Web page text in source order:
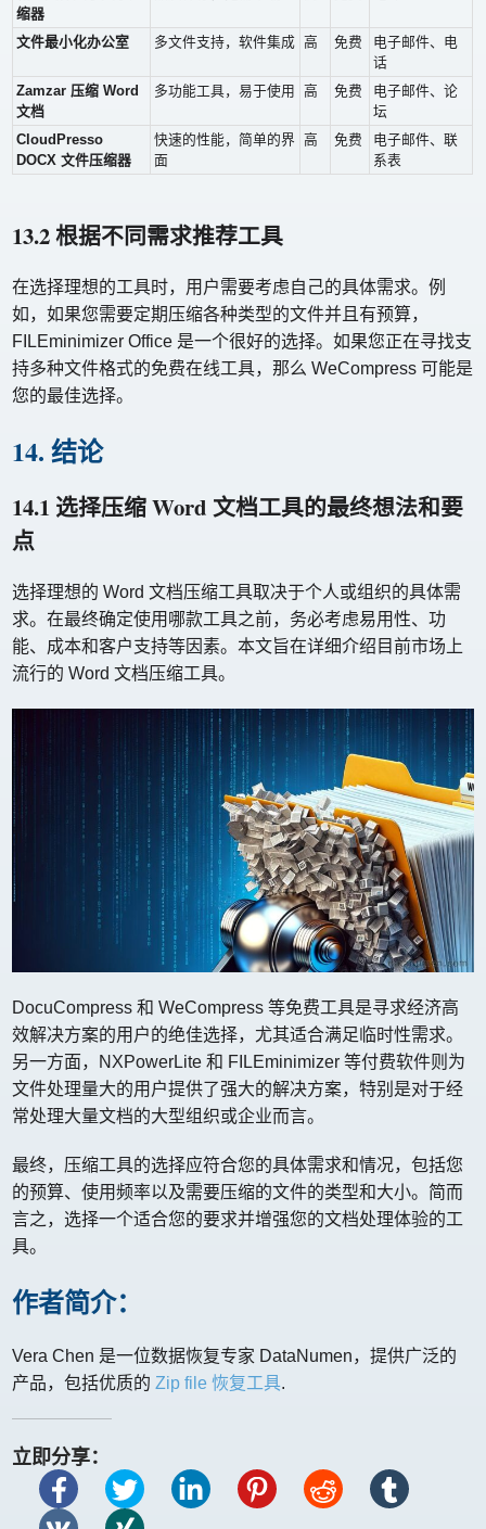
缩器
文件最小化办公室 多文件支持，软件集成 高 免费
电子邮件、电
话
Zamzar 压缩 Word
文档
多功能工具，易于使用 高 免费
电子邮件、论
坛
CloudPresso
DOCX 文件压缩器
快速的性能，简单的界
面
高 免费
电子邮件、联
系表
13.2 根据不同需求推荐工具
在选择理想的工具时，用户需要考虑自己的具体需求。例
如，如果您需要定期压缩各种类型的文件并且有预算，
FILEminimizer Office 是一个很好的选择。如果您正在寻找支
持多种文件格式的免费在线工具，那么 WeCompress 可能是
您的最佳选择。
14. 结论
14.1 选择压缩 Word 文档工具的最终想法和要
点
选择理想的 Word 文档压缩工具取决于个人或组织的具体需
求。在最终确定使用哪款工具之前，务必考虑易用性、功
能、成本和客户支持等因素。本文旨在详细介绍目前市场上
流行的 Word 文档压缩工具。
DocuCompress 和 WeCompress 等免费工具是寻求经济高
效解决方案的用户的绝佳选择，尤其适合满足临时性需求。
另一方面，NXPowerLite 和 FILEminimizer 等付费软件则为
文件处理量大的用户提供了强大的解决方案，特别是对于经
常处理大量文档的大型组织或企业而言。
最终，压缩工具的选择应符合您的具体需求和情况，包括您
的预算、使用频率以及需要压缩的文件的类型和大小。简而
言之，选择一个适合您的要求并增强您的文档处理体验的工
具。
作者简介：
Vera Chen 是一位数据恢复专家 DataNumen，提供广泛的
产品，包括优质的Zip file 恢复工具.
立即分享：